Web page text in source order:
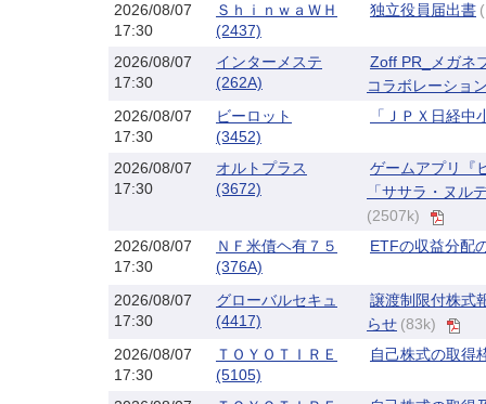
2026/08/07
17:30
ＳｈｉｎｗａＷＨ
(2437)
独立役員届出書
2026/08/07
17:30
インターメステ
(262A)
Zoff PR_メガネ
コラボレーショ
2026/08/07
17:30
ビーロット
(3452)
「ＪＰＸ日経
2026/08/07
17:30
オルトプラス
(3672)
ゲームアプリ『
「ササラ・ヌル
(2507k)
2026/08/07
17:30
ＮＦ米債ヘ有７５
(376A)
ETFの収益分配
2026/08/07
17:30
グローバルセキュ
(4417)
譲渡制限付株式
らせ (83k)
2026/08/07
17:30
ＴＯＹＯＴＩＲＥ
(5105)
自己株式の取得